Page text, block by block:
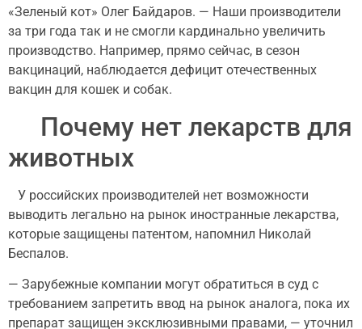
«Зеленый кот» Олег Байдаров. — Наши производители
за три года так и не смогли кардинально увеличить
производство. Например, прямо сейчас, в сезон
вакцинаций, наблюдается дефицит отечественных
вакцин для кошек и собак.
Почему нет лекарств для
животных
У российских производителей нет возможности
выводить легально на рынок иностранные лекарства,
которые защищены патентом, напомнил Николай
Беспалов.
— Зарубежные компании могут обратиться в суд с
требованием запретить ввод на рынок аналога, пока их
препарат защищен эксклюзивными правами, — уточнил